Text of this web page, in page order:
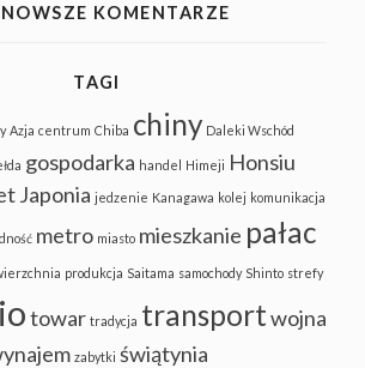
KOMENTARZE
TAGI
Azja centrum Chiba chiny Daleki Wschód
gospodarka handel Himeji Honsiu
Japonia jedzenie Kanagawa kolej komunikacja
metro miasto mieszkanie pałac
produkcja Saitama samochody Shinto strefy
towar tradycja transportwojna
zabytki świątynia